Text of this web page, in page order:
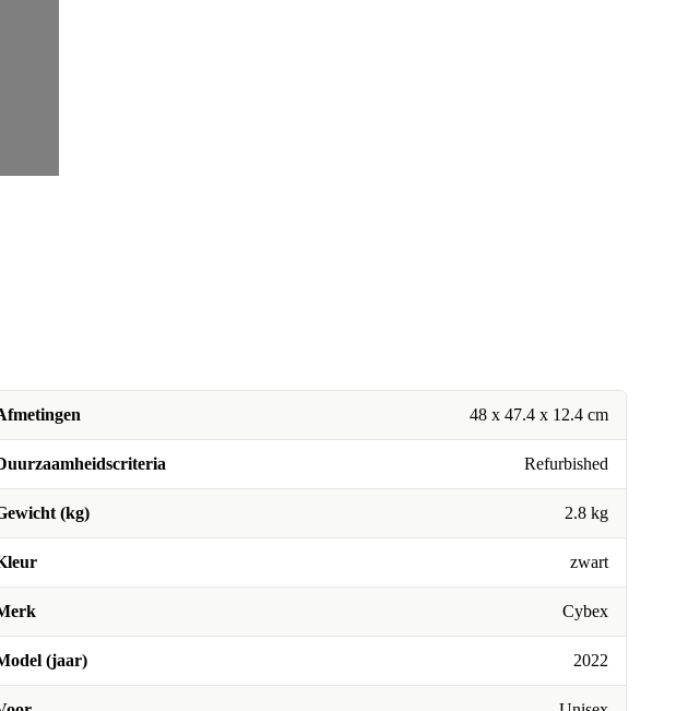
48 x 47.4 x 12.4 cm
Refurbished
(kg) 2.8 kg
zwart
Cybex
(jaar) 2022